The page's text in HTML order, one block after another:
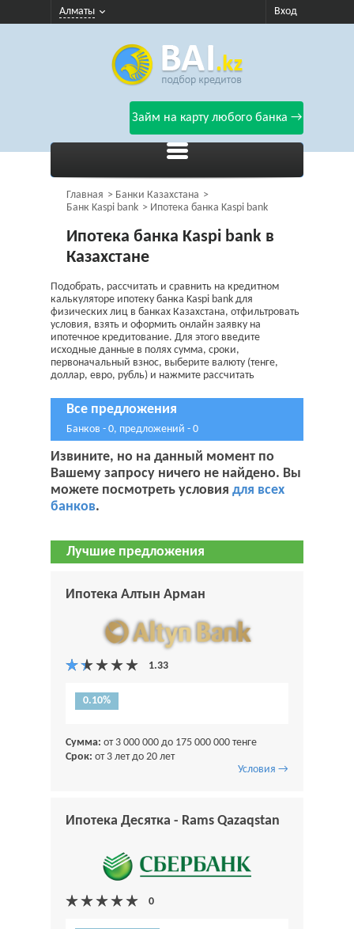
Алматы Вход
Займ на карту любого банка →
Главная
Банки Казахстана
Банк Kaspi bank
Ипотека банка Kaspi bank
Ипотека банка Kaspi bank в
Казахстане
Подобрать, рассчитать и сравнить на кредитном
калькуляторе ипотеку банка Kaspi bank для
физических лиц в банках Казахстана, отфильтровать
условия, взять и оформить онлайн заявку на
ипотечное кредитование. Для этого введите
исходные данные в полях сумма, сроки,
первоначальный взнос, выберите валюту (тенге,
доллар, евро, рубль) и нажмите рассчитать
Все предложения
Банков - 0, предложений - 0
Извините, но на данный момент по
Вашему запросу ничего не найдено. Вы
можете посмотреть условия для всех
банков.
Лучшие предложения
Ипотека Алтын Арман
0.10%
Сумма: от 3 000 000 до 175 000 000 тенге
Срок: от 3 лет до 20 лет
Условия →
Ипотека Десятка - Rams Qazaqstan